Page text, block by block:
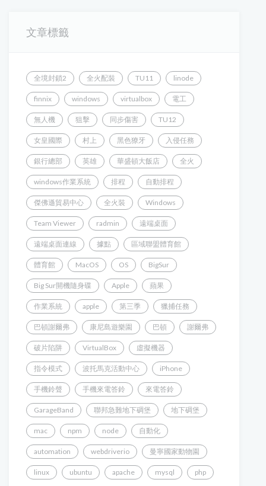
文章標籤
全境封鎖2 全火配裝 TU11 linode
finnix windows virtualbox 電工
無人機 狙擊 同步傷害 TU12
女皇國際 村上 黑色獠牙 入侵任務
銀行總部 英雄 華盛頓大飯店 全火
windows作業系統 排程 自動排程
傑佛遜貿易中心 全火裝 Windows
Team Viewer radmin 遠端桌面
遠端桌面連線 據點 區域聯盟體育館
體育館 MacOS OS BigSur
Big Sur開機隨身碟 Apple 蘋果
作業系統 apple 第三季 獵捕任務
巴頓謝爾弗 康尼島遊樂園 巴頓 謝爾弗
破片陷阱 VirtualBox 虛擬機器
指令模式 波托馬克活動中心 iPhone
手機鈴聲 手機來電答鈴 來電答鈴
GarageBand 聯邦急難地下碉堡 地下碉堡
mac npm node 自動化
automation webdriverio 曼寧國家動物園
linux ubuntu apache mysql php